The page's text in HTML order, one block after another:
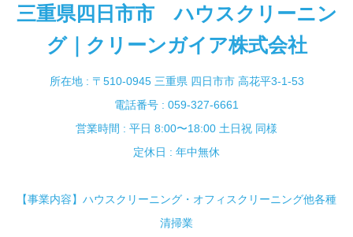
三重県四日市市 ハウスクリーニン
グ｜クリーンガイア株式会社
所在地 : 〒510-0945 三重県 四日市市 高花平3-1-53
電話番号 : 059-327-6661
営業時間 : 平日 8:00〜18:00 土日祝 同様
定休日 : 年中無休
【事業内容】ハウスクリーニング・オフィスクリーニング他各種
清掃業